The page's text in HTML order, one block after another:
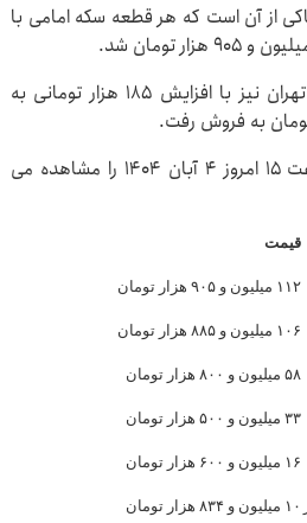
از آن است که هر قطعه سکه امامی با
هر گرم طلای ۱۸عیار در بازار تهران نیز با افزایش ۱۸۵ هزار تومانی به
قیمت انواع سکه و طلا را ساعت ۱۵ امروز ۴ آبان ۱۴۰۴ را مشاهده می
قیمت
۱۱۲ میلیون و ۹۰۵ هزار تومان
۱۰۶ میلیون و ۸۸۵ هزار تومان
۵۸ میلیون و ۸۰۰ هزار تومان
۳۳ میلیون و ۵۰۰ هزار تومان
۱۶ میلیون و ۶۰۰ هزار تومان
۱۰ میلیون و ۸۳۴ هزار تومان